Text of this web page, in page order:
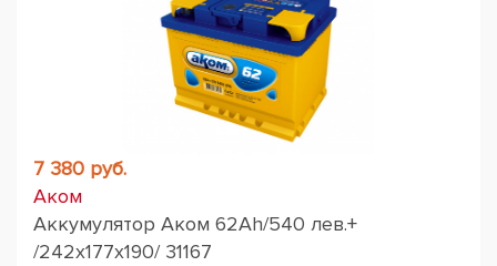
7 380 руб.
Аком
Аккумулятор Аком 62Ah/540 лев.+
/242x177x190/ 31167